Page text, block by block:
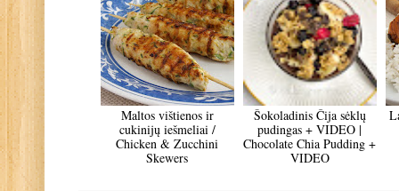
Maltos vištienos ir
cukinijų iešmeliai /
Chicken & Zucchini
Skewers
Šokoladinis Čija sėklų
pudingas + VIDEO |
Chocolate Chia Pudding +
VIDEO